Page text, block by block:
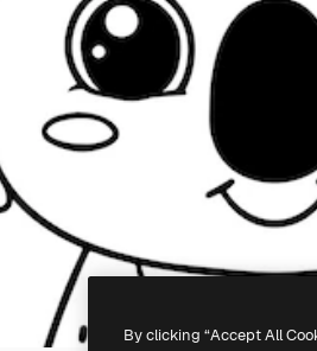
By clicking “Accept All